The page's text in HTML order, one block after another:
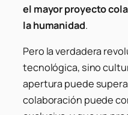
el mayor proyecto
la humanidad.
Pero la verdadera
tecnológica, sino
apertura puede
colaboración puede